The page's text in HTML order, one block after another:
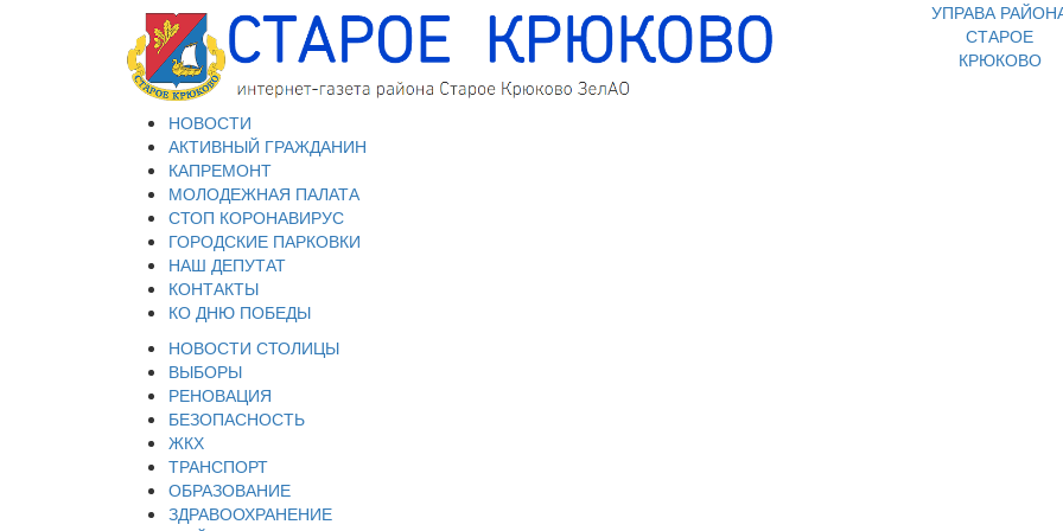
УПРАВА
СТАРОЕ
КРЮКОВО
НОВОСТИ
АКТИВНЫЙ ГРАЖДАНИН
КАПРЕМОНТ
МОЛОДЕЖНАЯ ПАЛАТА
СТОП КОРОНАВИРУС
ГОРОДСКИЕ ПАРКОВКИ
НАШ ДЕПУТАТ
КОНТАКТЫ
КО ДНЮ ПОБЕДЫ
НОВОСТИ СТОЛИЦЫ
ВЫБОРЫ
РЕНОВАЦИЯ
БЕЗОПАСНОСТЬ
ЖКХ
ТРАНСПОРТ
ОБРАЗОВАНИЕ
ЗДРАВООХРАНЕНИЕ